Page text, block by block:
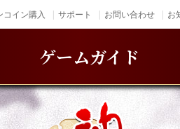
コイン購入 サポート お問い合わせ お
ゲームガイド